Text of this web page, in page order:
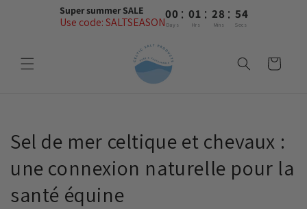
Super summer SALE
Use code: SALTSEASON
00 : 01 : 28 : 53
Days Hrs Mins Secs
Panier
Sel de mer celtique et chevaux :
une connexion naturelle pour la
santé équine